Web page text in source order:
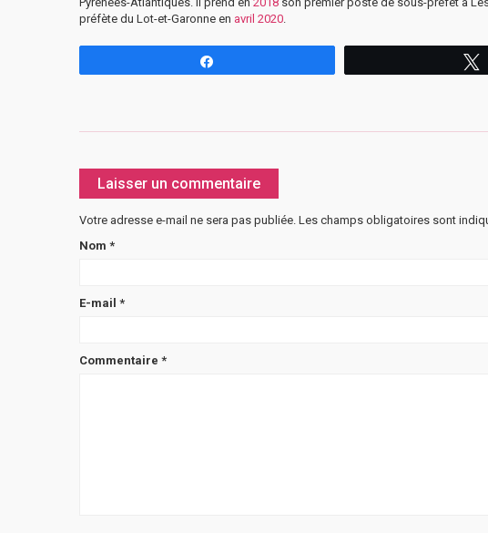
préfète du Lot-et-Garonne en avril 2020
Laisser un commentaire
Votre adresse e-mail ne sera pas publiée. Les champs obligatoires sont
Nom *
E-mail *
Commentaire *